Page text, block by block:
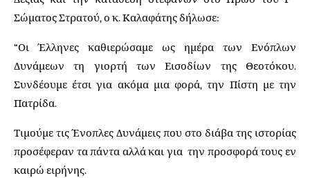
Σώματος Στρατού, ο κ. Καλαφάτης δήλωσε:
“Οι Έλληνες καθιερώσαμε ως ημέρα των Ενόπλων
Δυνάμεων τη γιορτή των Εισοδίων της Θεοτόκου.
Συνδέουμε έτσι για ακόμα μια φορά, την Πίστη με την
Πατρίδα.
Τιμούμε τις Ένοπλες Δυνάμεις που στο διάβα της ιστορίας
προσέφεραν τα πάντα αλλά και για την προσφορά τους εν
καιρώ ειρήνης.